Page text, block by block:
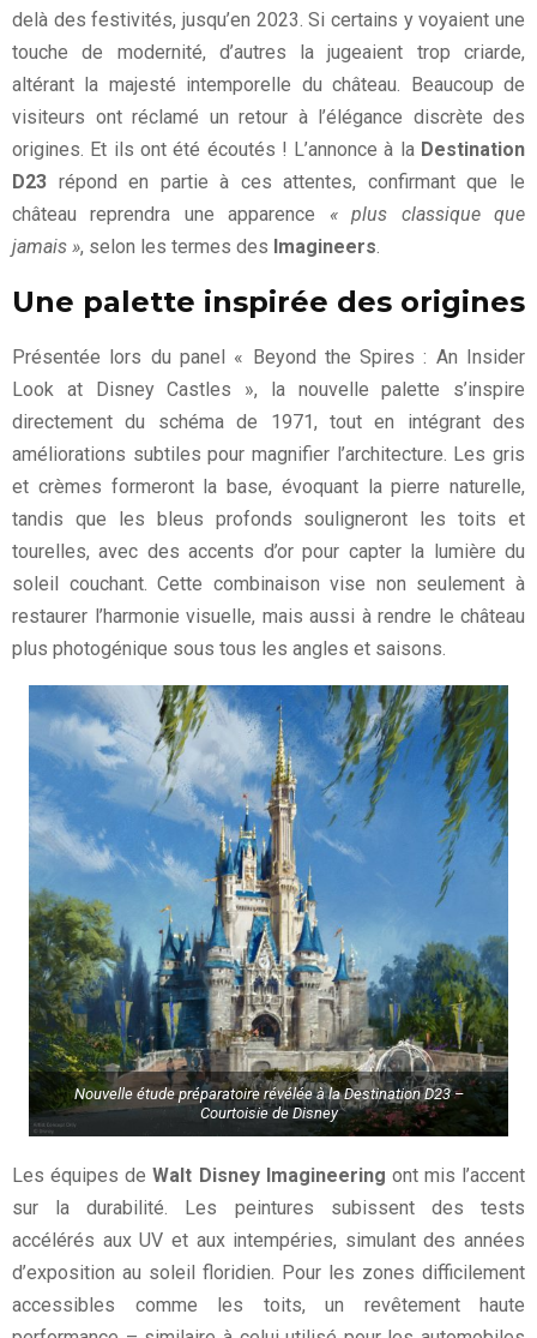
delà des festivités, jusqu’en 2023. Si certains y voyaient une
touche de modernité, d’autres la jugeaient trop criarde,
altérant la majesté intemporelle du château. Beaucoup de
visiteurs ont réclamé un retour à l’élégance discrète des
origines. Et ils ont été écoutés ! L’annonce à la Destination
D23 répond en partie à ces attentes, confirmant que le
château reprendra une apparence « plus classique que
jamais », selon les termes des Imagineers
Une palette inspirée des origines
Présentée lors du panel « Beyond the Spires : An Insider
Look at Disney Castles », la nouvelle palette s’inspire
directement du schéma de 1971, tout en intégrant des
améliorations subtiles pour magnifier l’architecture. Les gris
et crèmes formeront la base, évoquant la pierre naturelle,
tandis que les bleus profonds souligneront les toits et
tourelles, avec des accents d’or pour capter la lumière du
soleil couchant. Cette combinaison vise non seulement à
restaurer l’harmonie visuelle, mais aussi à rendre le château
plus photogénique sous tous les angles et saisons.
Nouvelle étude préparatoire révélée à la Destination D23 –
Courtoisie deDisney
Les équipes deWalt Disney Imagineering ont mis l’accent
sur la durabilité. Les peintures subissent des tests
accélérés aux UV et aux intempéries, simulant des années
d’exposition au soleil floridien. Pour les zones difficilement
accessibles comme les toits, un revêtement haute